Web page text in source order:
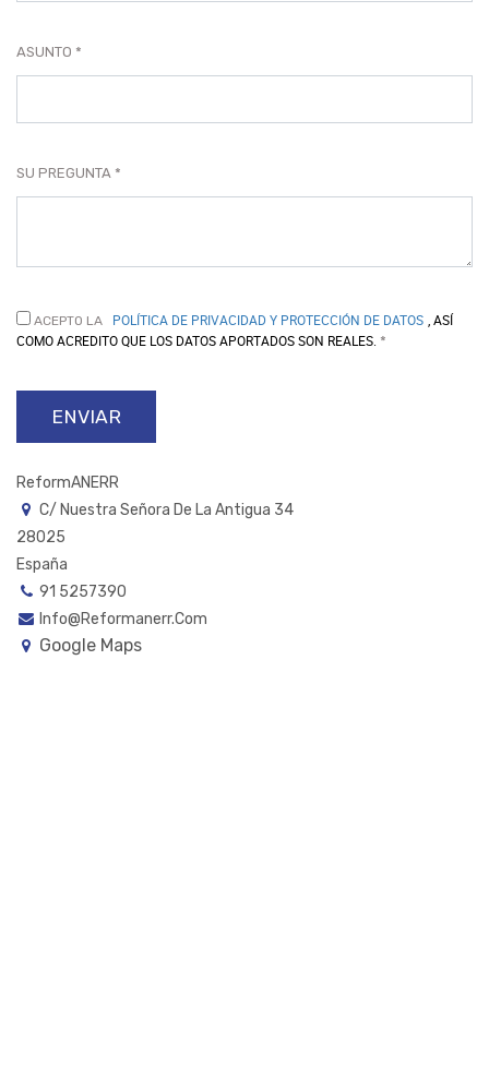
ASUNTO
SU PREGUNTA
ACEPTO LA POLÍTICA DE PRIVACIDAD Y PROTECCIÓN DE DATOS , ASÍ
COMO ACREDITO QUE LOS DATOS APORTADOS SON REALES.
ENVIAR
ReformANERR
C/ Nuestra Señora De La Antigua 34
28025
España
91 5257390
Info@reformanerr.com
Google Maps